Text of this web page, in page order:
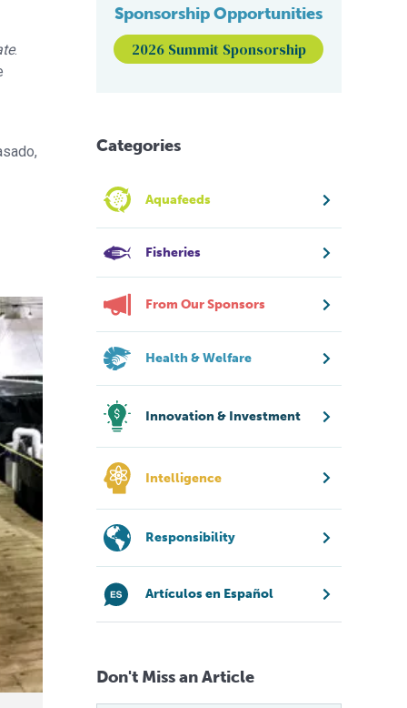
.
Sponsorship Opportunities
2026 Summit Sponsorship
Categories
Aquafeeds
Fisheries
From Our Sponsors
Health & Welfare
Innovation & Investment
Intelligence
Responsibility
Artículos en Español
Don't Miss an Article